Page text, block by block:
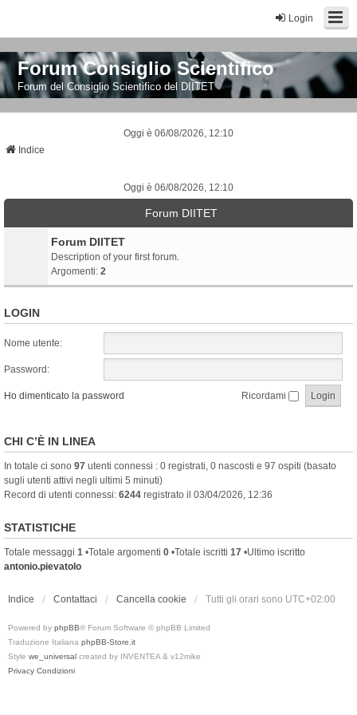
Login
Forum Consiglio Scientifico
Forum del Consiglio Scientifico del DIITET
Oggi è 06/08/2026, 12:10
Indice
Oggi è 06/08/2026, 12:10
Forum DIITET
Forum DIITET
Description of your first forum.
Argomenti: 2
LOGIN
Nome utente:
Password:
Ho dimenticato la password Ricordami
CHI C’È IN LINEA
In totale ci sono 97 utenti connessi : 0 registrati, 0 nascosti e 97 ospiti (basato
sugli utenti attivi negli ultimi 5 minuti)
Record di utenti connessi: 6244 registrato il 03/04/2026, 12:36
STATISTICHE
Totale messaggi 1 •Totale argomenti 0 •Totale iscritti 17 •Ultimo iscritto
antonio.pievatolo
Indice Contattaci Cancella cookie Tutti gli orari sono UTC+02:00
Powered by phpBB® Forum Software © phpBB Limited
Traduzione Italiana phpBB-Store.it
Style we_universal created by INVENTEA & v12mike
Privacy Condizioni